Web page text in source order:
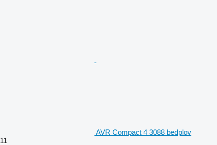
AVR Compact 4 3088 bedplov
11